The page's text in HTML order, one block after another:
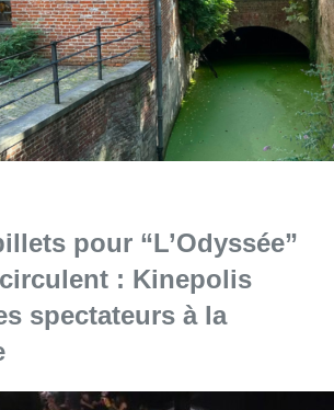
spectateurs à la